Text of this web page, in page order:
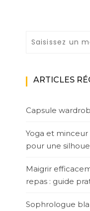
ARTICLES
Capsule
Yoga et
pour une
Maigrir
repas : guide
Sophrologue